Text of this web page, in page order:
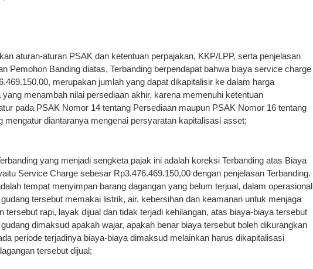
aturan-aturan PSAK dan ketentuan perpajakan, KKP/LPP, serta penjelasan
Pemohon Banding diatas, Terbanding berpendapat bahwa biaya service charge
merupakan jumlah yang dapat dikapitalisir ke dalam harga
yang menambah nilai persediaan akhir, karena memenuhi ketentuan
pada PSAK Nomor 14 tentang Persediaan maupun PSAK Nomor 16 tentang
mengatur diantaranya mengenai persyaratan kapitalisasi asset;
yang menjadi sengketa pajak ini adalah koreksi Terbanding atas Biaya
Service Charge sebesar Rp3.476.469.150,00 dengan penjelasan Terbanding.
tempat menyimpan barang dagangan yang belum terjual, dalam operasional
tersebut memakai listrik, air, kebersihan dan keamanan untuk menjaga
tersebut rapi, layak dijual dan tidak terjadi kehilangan, atas biaya-biaya tersebut
dimaksud apakah wajar, apakah benar biaya tersebut boleh dikurangkan
periode terjadinya biaya-biaya dimaksud melainkan harus dikapitalisasi
tersebut dijual;